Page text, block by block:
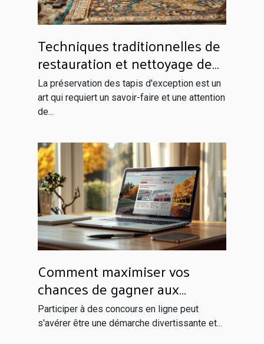
Techniques traditionnelles de
restauration et nettoyage de
tapis d'exception
La préservation des tapis d'exception est un
art qui requiert un savoir-faire et une attention
de...
Comment maximiser vos
chances de gagner aux
concours en ligne
Participer à des concours en ligne peut
s'avérer être une démarche divertissante et...